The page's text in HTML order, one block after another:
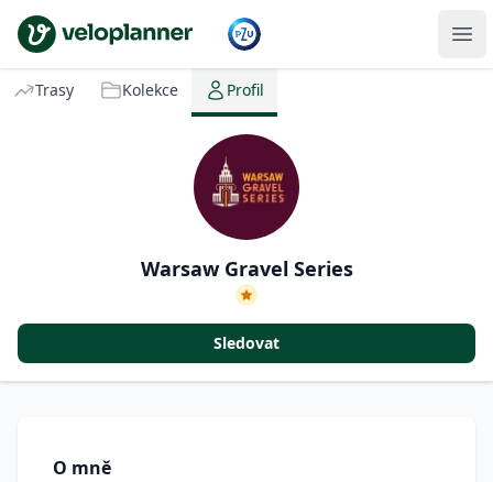
VeloPlanner
Trasy Kolekce Profil
Warsaw Gravel Series
Sledovat
O mně